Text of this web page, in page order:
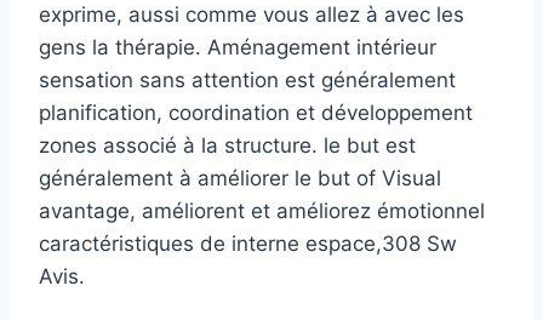
exprime, aussi comme vous allez à avec les
gens la thérapie. Aménagement intérieur
sensation sans attention est généralement
planification, coordination et développement
zones associé à la structure. le but est
généralement à améliorer le but of Visual
avantage, améliorent et améliorez émotionnel
caractéristiques de interne espace,308 Sw
Avis.